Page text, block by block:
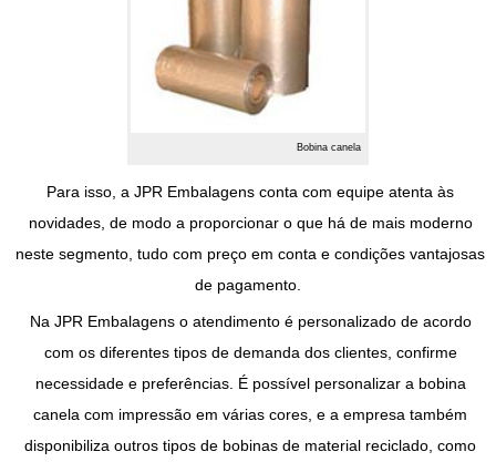
Bobina canela
Para isso, a JPR Embalagens conta com equipe atenta às
novidades, de modo a proporcionar o que há de mais moderno
neste segmento, tudo com preço em conta e condições vantajosas
de pagamento.
Na JPR Embalagens o atendimento é personalizado de acordo
com os diferentes tipos de demanda dos clientes, confirme
necessidade e preferências. É possível personalizar a bobina
canela com impressão em várias cores, e a empresa também
disponibiliza outros tipos de bobinas de material reciclado, como